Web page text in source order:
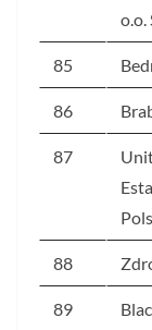
o.o.
85
86
87
88
89